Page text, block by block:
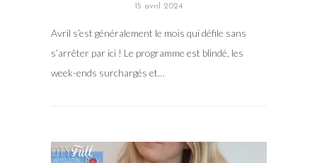
15 avril 2024
Avril s’est généralement le mois qui défile sans
s’arrêter par ici ! Le programme est blindé, les
week-ends surchargés et…